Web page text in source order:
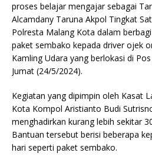
proses belajar mengajar sebagai
Alcamdany Taruna Akpol Tingkat
Polresta Malang Kota dalam
paket sembako kepada driver ojek
Kamling Udara yang berlokasi di
Jumat (24/5/2024).
Kegiatan yang dipimpin oleh Kasat
Kota Kompol Aristianto Budi
menghadirkan kurang lebih sekitar
Bantuan tersebut berisi beberapa
hari seperti paket sembako.